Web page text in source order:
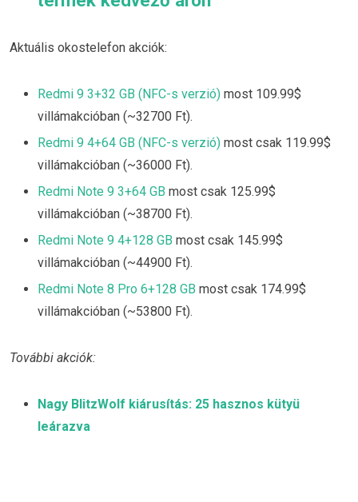
Aktuális okostelefon akciók:
Redmi 9 3+32 GB (NFC-s verzió) most 109.99$
villámakcióban (~32700 Ft).
Redmi 9 4+64 GB (NFC-s verzió) most csak 119.99$
villámakcióban (~36000 Ft).
Redmi Note 9 3+64 GB most csak 125.99$
villámakcióban (~38700 Ft).
Redmi Note 9 4+128 GB most csak 145.99$
villámakcióban (~44900 Ft).
Redmi Note 8 Pro 6+128 GB most csak 174.99$
villámakcióban (~53800 Ft).
További akciók:
Nagy BlitzWolf kiárusítás: 25 hasznos kütyü
leárazva